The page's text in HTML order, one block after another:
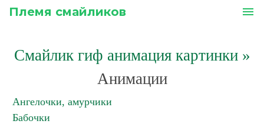
Племя смайликов menu
Смайлик гиф анимация картинки»
Анимации
Ангелочки, амурчики
Бабочки